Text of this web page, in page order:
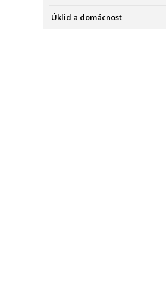
Úklid a domácnost